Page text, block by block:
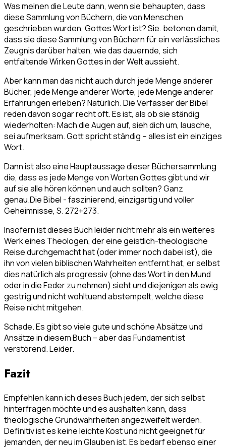
Was meinen die Leute dann, wenn sie behaupten, dass
diese Sammlung von Büchern, die von Menschen
geschrieben wurden, Gottes Wort ist? Sie. betonen damit,
dass sie diese Sammlung von Büchern für ein verlässliches
Zeugnis darüber halten, wie das dauernde, sich
entfaltende Wirken Gottes in der Welt aussieht.
Aber kann man das nicht auch durch jede Menge anderer
Bücher, jede Menge anderer Worte, jede Menge anderer
Erfahrungen erleben? Natürlich. Die Verfasser der Bibel
reden davon sogar recht oft. Es ist, als ob sie ständig
wiederholten: Mach die Augen auf, sieh dich um, lausche,
sei aufmerksam. Gott spricht ständig – alles ist ein einziges
Wort.
Dann ist also eine Hauptaussage dieser Büchersammlung
die, dass es jede Menge von Worten Gottes gibt und wir
auf sie alle hören können und auch sollten? Ganz
genau.Die Bibel - faszinierend, einzigartig und voller
Geheimnisse, S. 272+273.
Insofern ist dieses Buch leider nicht mehr als ein weiteres
Werk eines Theologen, der eine geistlich-theologische
Reise durchgemacht hat (oder immer noch dabei ist), die
ihn von vielen biblischen Wahrheiten entfernt hat, er selbst
dies natürlich als progressiv (ohne das Wort in den Mund
oder in die Feder zu nehmen) sieht und diejenigen als ewig
gestrig und nicht wohltuend abstempelt, welche diese
Reise nicht mitgehen.
Schade. Es gibt so viele gute und schöne Absätze und
Ansätze in diesem Buch – aber das Fundament ist
verstörend. Leider.
Fazit
Empfehlen kann ich dieses Buch jedem, der sich selbst
hinterfragen möchte und es aushalten kann, dass
theologische Grundwahrheiten angezweifelt werden.
Definitiv ist es keine leichte Kost und nicht geeignet für
jemanden, der neu im Glauben ist. Es bedarf ebenso einer